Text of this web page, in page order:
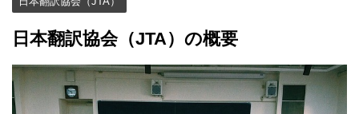
日本翻訳協会（JTA）の概要